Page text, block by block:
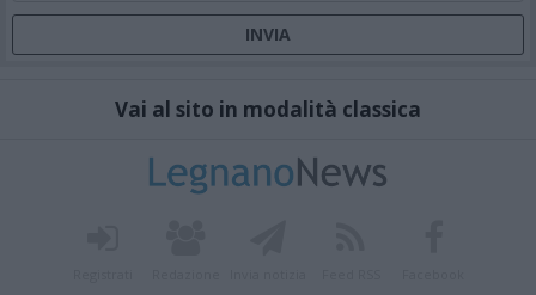
Vai al sito in modalità classica